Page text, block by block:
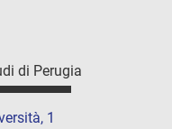
di Perugia
1